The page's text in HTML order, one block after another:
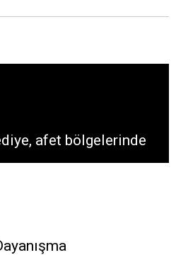
afet bölgelerinde